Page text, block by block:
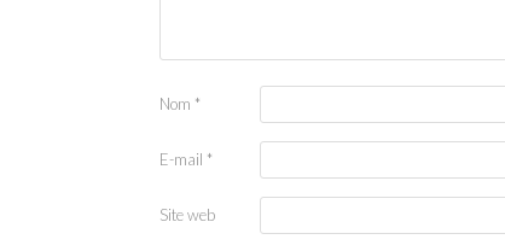
Nom *
E-mail *
Site web